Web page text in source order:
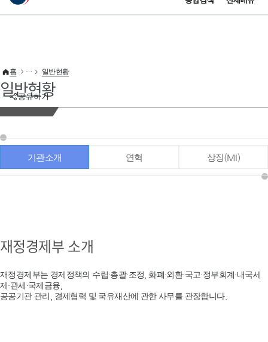
이 누리집은 대한민국 공식 전자정부 누리집입니다.
공유하기
홈 일반현황
일반현황
기관소개 연혁 상징(MI)
재정경제부 소개
재정경제부는 경제정책의 수립·총괄·조정, 화폐·외환·국고·정부회계·내국세
제·관세·국제금융,
공공기관 관리, 경제협력 및 국유재산에 관한 사무를 관장합니다.